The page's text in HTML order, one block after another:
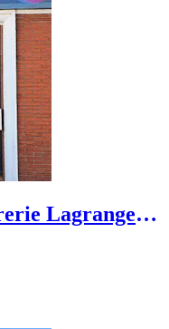
Lagrange -